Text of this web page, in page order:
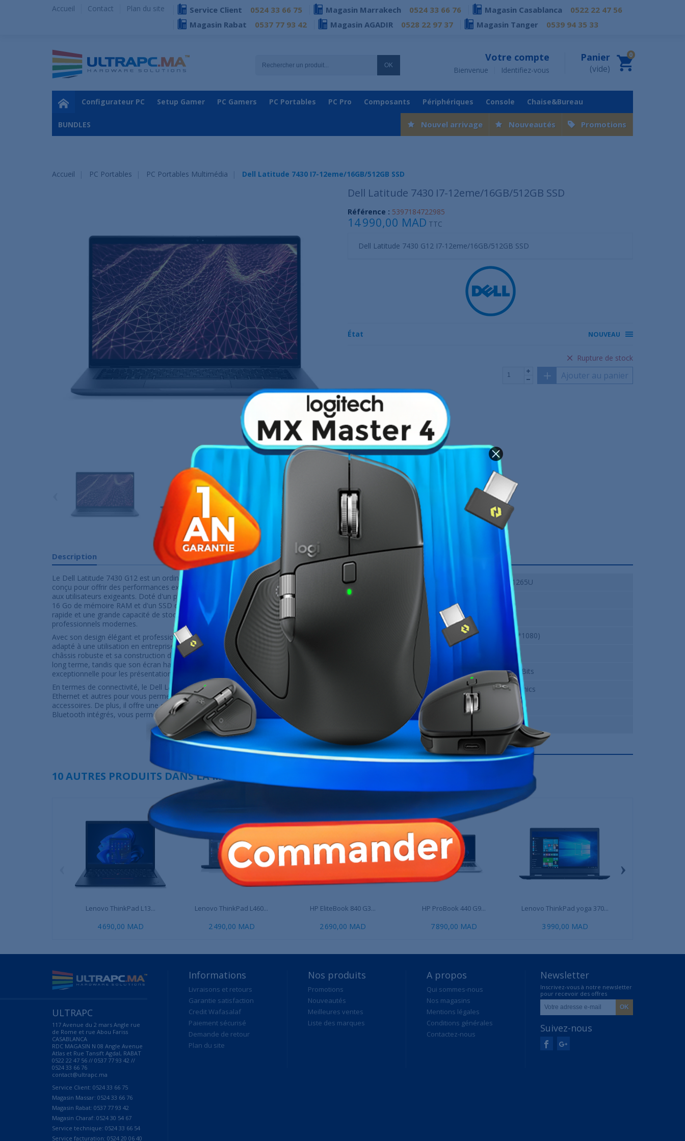
Accueil Contact Plan du site Service Client 0524 33 66 75 Magasin Marrakech 0524 33 66 76 Magasin Casablanca
0522 22 47 56
Magasin Rabat
0537 77 93 42 Magasin AGADIR 0528 22 97 37 Magasin Tanger 0539 94 35 33
OK
Panier
(vide)
0
Votre compte
Bienvenue Identifiez-vous
Promotions
Nouveautés
Nouvel arrivage
Configurateur PC Setup Gamer PC Gamers PC Portables PC Pro Composants Périphériques Console Chaise&Bureau
BUNDLES
Accueil PC Portables PC Portables Multimédia Dell Latitude 7430 I7-12eme/16GB/512GB SSD
Dell Latitude 7430 I7-12eme/16GB/512GB SSD
Référence : 5397184722985
14 990,00 MAD TTC
Dell Latitude 7430 G12 I7-12eme/16GB/512GB SSD
État NOUVEAU
Rupture de stock
Ajouter au panier
Description
Le Dell Latitude 7430 G12 est un ordinateur portable professionnel haut de gamme
conçu pour offrir des performances exceptionnelles et une fiabilité sans compromis
aux utilisateurs exigeants. Doté d'un processeur Intel Core i7 de 12ème génération, de
16 Go de mémoire RAM et d'un SSD de 512 Go, il offre une puissance de traitement
rapide et une grande capacité de stockage pour répondre aux besoins des
professionnels modernes.
Avec son design élégant et professionnel, le Dell Latitude 7430 G12 est parfaitement
adapté à une utilisation en entreprise, que ce soit au bureau ou en déplacement. Son
châssis robuste et sa construction de qualité supérieure garantissent une durabilité à
long terme, tandis que son écran haute résolution offre une qualité d'image
exceptionnelle pour les présentations et les tâches multimédias.
En termes de connectivité, le Dell Latitude 7430 G12 est équipé de ports USB, HDMI,
Ethernet et autres pour vous permettre de connecter facilement vos périphériques et
accessoires. De plus, il offre une connectivité sans fil fiable grâce au Wi-Fi et au
Bluetooth intégrés, vous permettant de rester productif où que vous soyez.
Fiche technique
Type de Processeur
Intel Core I7-1265U
512 GB
14" FHD (1920*1080)
Système d'exploitation
Windows 10 64 Bits
Intel Iris Xe Graphics
Dell
Références spécifiques
10 AUTRES PRODUITS DANS LA MÊME CATÉGORIE :
Lenovo ThinkPad L13...
4 690,00 MAD
Lenovo ThinkPad L460...
2 490,00 MAD
HP EliteBook 840 G3...
2 690,00 MAD
HP ProBook 440 G9...
7 890,00 MAD
Lenovo ThinkPad yoga 370...
3 990,00 MAD
›
ULTRAPC
117 Avenue du 2 mars Angle rue
de Rome et rue Abou Fariss
CASABLANCA
RDC MAGASIN N 08 Angle Avenue
Atlas et Rue Tansift Agdal, RABAT
0522 22 47 56 // 0537 77 93 42 //
0524 33 66 76
contact@ultrapc.ma
Service Client: 0524 33 66 75
Magasin Massar: 0524 33 66 76
Magasin Rabat: 0537 77 93 42
Magasin Charaf: 0524 30 54 67
Service technique: 0524 33 66 54
Service facturation: 0524 20 06 40
Informations
Livraisons et retours
Garantie satisfaction
Credit Wafasalaf
Paiement sécurisé
Demande de retour
Plan du site
Nos produits
Promotions
Nouveautés
Meilleures ventes
Liste des marques
A propos
Qui sommes-nous
Nos magasins
Mentions légales
Conditions générales
Contactez-nous
Newsletter
Inscrivez-vous à notre newsletter
pour recevoir des offres
exclusives
Suivez-nous